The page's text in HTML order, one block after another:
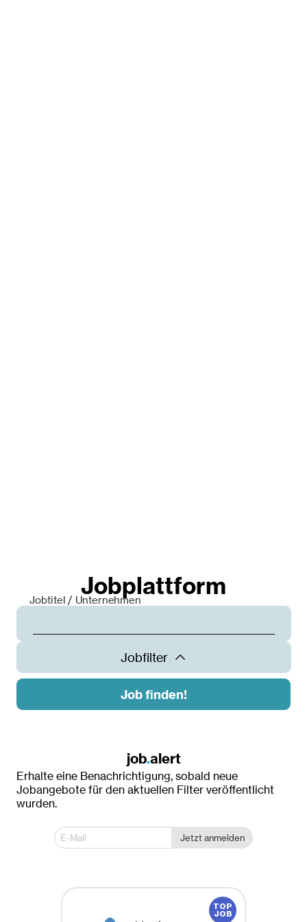
Jobplattform
Jobfilter
Jobtitel / Unternehmen
Ort
Innsbruck
Klagenfurt
Linz
Job finden!
job.alert
Erhalte eine Benachrichtigung, sobald neue
Jobangebote für den aktuellen Filter veröffentlicht
wurden.
Jetzt anmelden